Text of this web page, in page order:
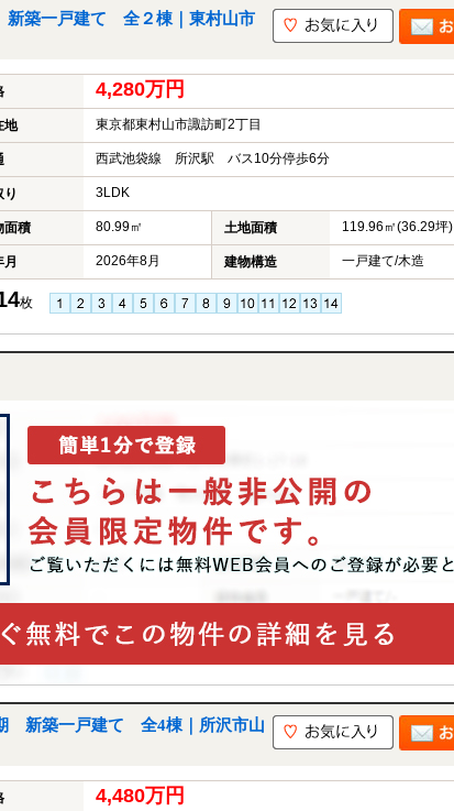
築一戸建て 全２棟｜東村山市
4,280万円
地 東京都東村山市諏訪町2丁目
西武池袋線 所沢駅 バス10分停歩6分
り 3LDK
面積 80.99㎡ 土地面積 119.96㎡(36.29坪)
月 2026年8月 建物構造 一戸建て/木造
枚
新築一戸建て 全4棟｜所沢市山
4,480万円